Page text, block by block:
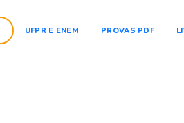
UFPR E ENEM PROVAS PDF